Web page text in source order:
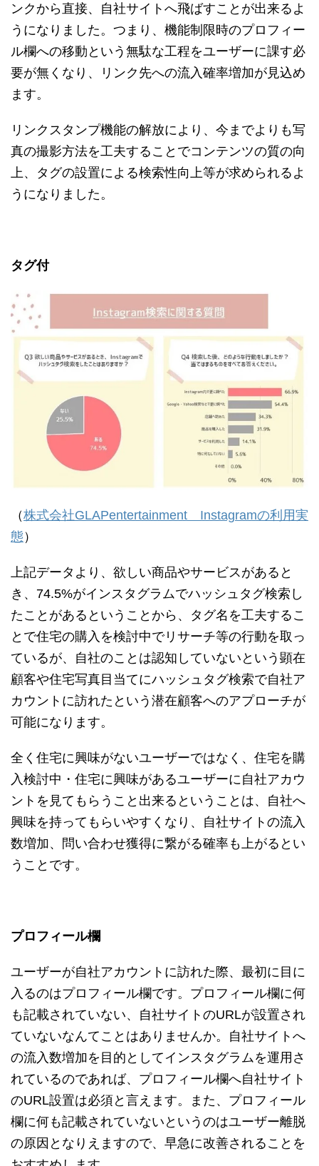
ンクから直接、自社サイトへ飛ばすことが出来るよ
うになりました。つまり、機能制限時のプロフィー
ル欄への移動という無駄な工程をユーザーに課す必
要が無くなり、リンク先への流入確率増加が見込め
ます。
リンクスタンプ機能の解放により、今までよりも写
真の撮影方法を工夫することでコンテンツの質の向
上、タグの設置による検索性向上等が求められるよ
うになりました。
タグ付
（株式会社GLAPentertainment Instagramの利用実
態 ）
上記データより、欲しい商品やサービスがあると
き、74.5%がインスタグラムでハッシュタグ検索し
たことがあるということから、タグ名を工夫するこ
とで住宅の購入を検討中でリサーチ等の行動を取っ
ているが、自社のことは認知していないという顕在
顧客や住宅写真目当てにハッシュタグ検索で自社ア
カウントに訪れたという潜在顧客へのアプローチが
可能になります。
全く住宅に興味がないユーザーではなく、住宅を購
入検討中・住宅に興味があるユーザーに自社アカウ
ントを見てもらうこと出来るということは、自社へ
興味を持ってもらいやすくなり、自社サイトの流入
数増加、問い合わせ獲得に繋がる確率も上がるとい
うことです。
プロフィール欄
ユーザーが自社アカウントに訪れた際、最初に目に
入るのはプロフィール欄です。プロフィール欄に何
も記載されていない、自社サイトのURLが設置され
ていないなんてことはありませんか。自社サイトへ
の流入数増加を目的としてインスタグラムを運用さ
れているのであれば、プロフィール欄へ自社サイト
のURL設置は必須と言えます。また、プロフィール
欄に何も記載されていないというのはユーザー離脱
の原因となりえますので、早急に改善されることを